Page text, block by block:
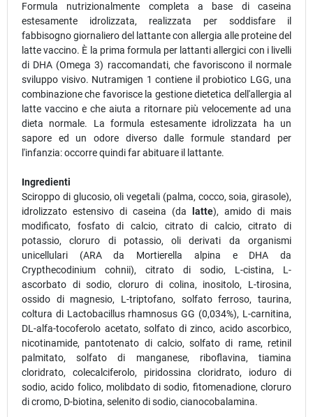
Formula nutrizionalmente completa a base di caseina
estesamente idrolizzata, realizzata per soddisfare il
fabbisogno giornaliero del lattante con allergia alle proteine del
latte vaccino. È la prima formula per lattanti allergici con i livelli
di DHA (Omega 3) raccomandati, che favoriscono il normale
sviluppo visivo. Nutramigen 1 contiene il probiotico LGG, una
combinazione che favorisce la gestione dietetica dell'allergia al
latte vaccino e che aiuta a ritornare più velocemente ad una
dieta normale. La formula estesamente idrolizzata ha un
sapore ed un odore diverso dalle formule standard per
l'infanzia: occorre quindi far abituare il lattante.
Ingredienti
Sciroppo di glucosio, oli vegetali (palma, cocco, soia, girasole),
idrolizzato estensivo di caseina (da
latte), amido di mais
modificato, fosfato di calcio, citrato di calcio, citrato di
potassio, cloruro di potassio, oli derivati da organismi
unicellulari (ARA da Mortierella alpina e DHA da
Crypthecodinium cohnii), citrato di sodio, L-cistina, L-
ascorbato di sodio, cloruro di colina, inositolo, L-tirosina,
ossido di magnesio, L-triptofano, solfato ferroso, taurina,
coltura di Lactobacillus rhamnosus GG (0,034%), L-carnitina,
DL-alfa-tocoferolo acetato, solfato di zinco, acido ascorbico,
nicotinamide, pantotenato di calcio, solfato di rame, retinil
palmitato, solfato di manganese, riboflavina, tiamina
cloridrato, colecalciferolo, piridossina cloridrato, ioduro di
sodio, acido folico, molibdato di sodio, fitomenadione, cloruro
di cromo, D-biotina, selenito di sodio, cianocobalamina.